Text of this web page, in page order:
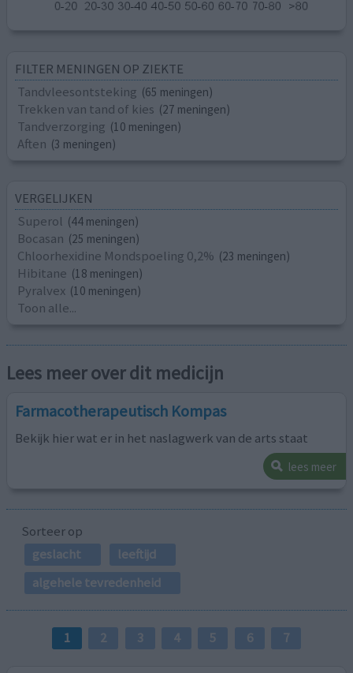
FILTER MENINGEN OP ZIEKTE
Tandvleesontsteking (65 meningen)
Trekken van tand of kies (27 meningen)
Tandverzorging (10 meningen)
Aften (3 meningen)
VERGELIJKEN
Superol (44 meningen)
Bocasan (25 meningen)
Chloorhexidine Mondspoeling 0,2% (23 meningen)
Hibitane (18 meningen)
Pyralvex (10 meningen)
Toon alle...
Lees meer over dit medicijn
Farmacotherapeutisch Kompas
Bekijk hier wat er in het naslagwerk van de arts staat
lees meer
Sorteer op
geslacht
leeftijd
algehele tevredenheid
1 2 3 4 5 6 7